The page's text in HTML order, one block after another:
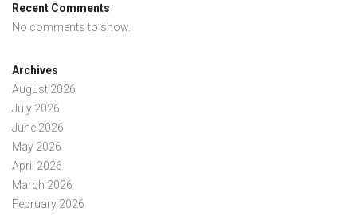
Recent Comments
No comments to show.
Archives
August 2026
July 2026
June 2026
May 2026
April 2026
March 2026
February 2026